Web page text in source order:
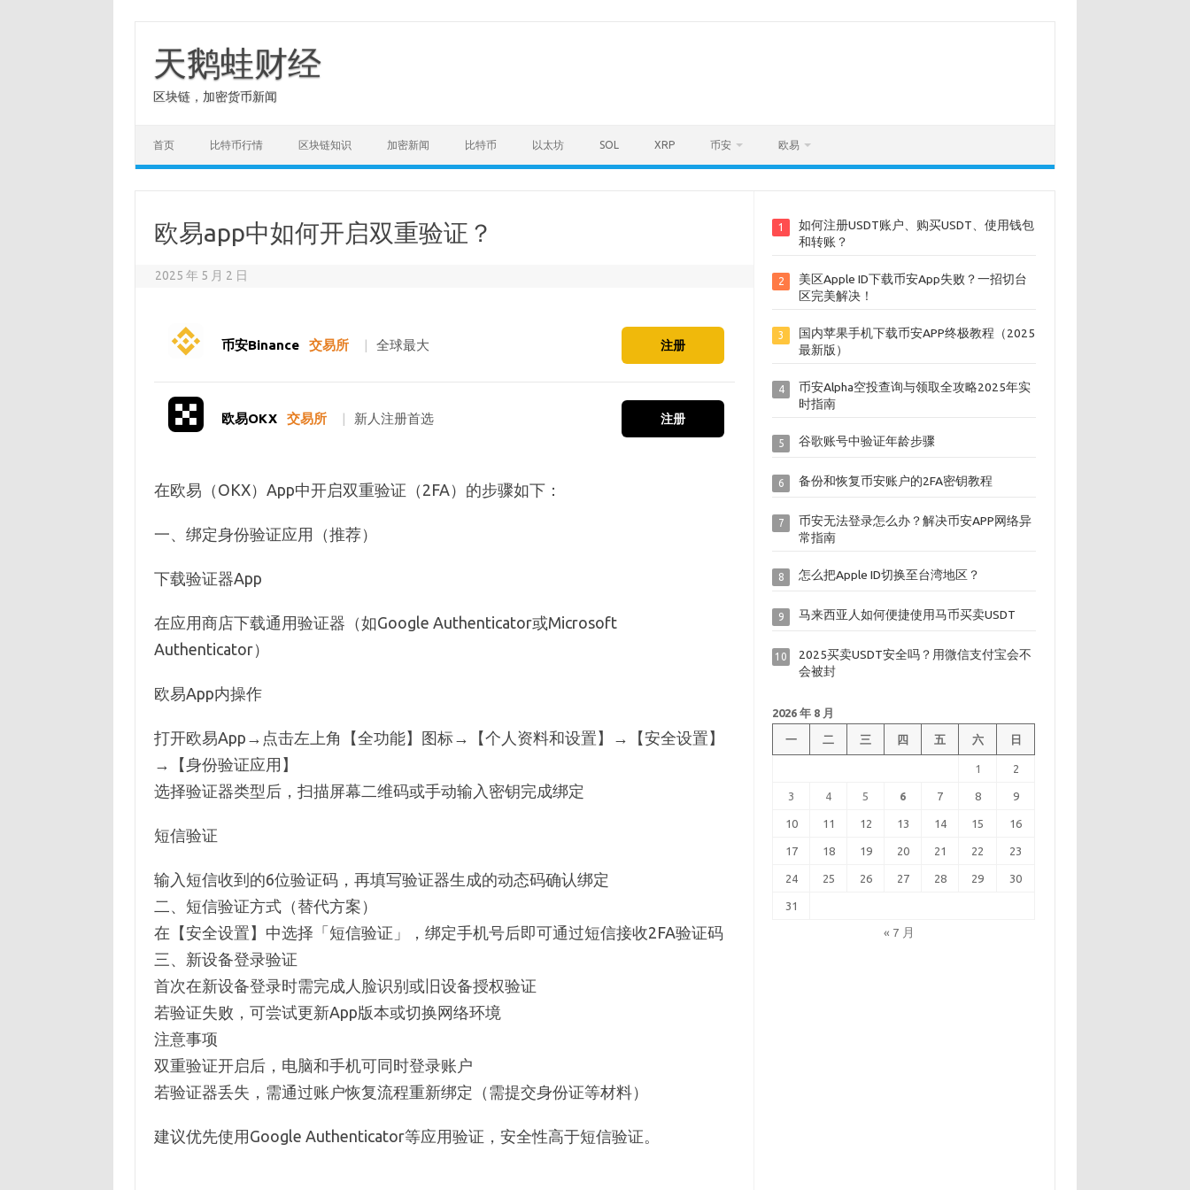
content
天鹅蛙财经
区块链，加密货币新闻
首页 比特币行情 区块链知识 加密新闻 比特币 以太坊 SOL XRP 币安 欧易
欧易app中如何开启双重验证？
2025 年 5 月 2 日
币安Binance 交易所 | 全球最大 注册
欧易OKX 交易所 | 新人注册首选 注册
在欧易（OKX）App中开启双重验证（2FA）的步骤如下：
一、绑定身份验证应用（推荐）
下载验证器App‌
在应用商店下载通用验证器（如Google Authenticator或Microsoft
Authenticator）
欧易App内操作‌
打开欧易App→点击左上角【全功能】图标→【个人资料和设置】→【安全设置】
→【身份验证应用】
选择验证器类型后，扫描屏幕二维码或手动输入密钥完成绑定
短信验证‌
输入短信收到的6位验证码，再填写验证器生成的动态码确认绑定
二、短信验证方式（替代方案）
在【安全设置】中选择「短信验证」，绑定手机号后即可通过短信接收2FA验证码
三、新设备登录验证
首次在新设备登录时需完成人脸识别或旧设备授权验证
若验证失败，可尝试更新App版本或切换网络环境
注意事项
双重验证开启后，电脑和手机可同时登录账户
若验证器丢失，需通过账户恢复流程重新绑定（需提交身份证等材料）
建议优先使用Google Authenticator等应用验证，安全性高于短信验证。
1
如何注册USDT账户、购买USDT、使用钱包
和转账？
2
美区Apple ID下载币安App失败？一招切台
区完美解决！
3
国内苹果手机下载币安APP终极教程（2025
最新版）
4
币安Alpha空投查询与领取全攻略2025年实
时指南
5 谷歌账号中验证年龄步骤
6 备份和恢复币安账户的2FA密钥教程
7
币安无法登录怎么办？解决币安APP网络异
常指南
8 怎么把Apple ID切换至台湾地区？
9 马来西亚人如何便捷使用马币买卖USDT
10
2025买卖USDT安全吗？用微信支付宝会不
会被封
2026 年 8 月
一 二 三 四 五 六 日
1 2
3 4 5 6 7 8 9
10 11 12 13 14 15 16
17 18 19 20 21 22 23
24 25 26 27 28 29 30
31
« 7 月